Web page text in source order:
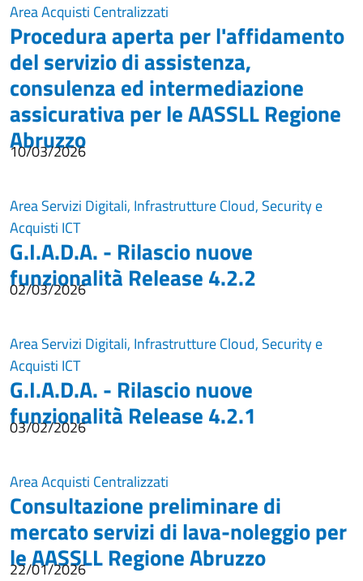
Area Acquisti Centralizzati
Procedura aperta per l'affidamento
del servizio di assistenza,
consulenza ed intermediazione
assicurativa per le AASSLL Regione
Abruzzo
10/03/2026
Area Servizi Digitali, Infrastrutture Cloud, Security e
Acquisti ICT
G.I.A.D.A. - Rilascio nuove
funzionalità Release 4.2.2
02/03/2026
Area Servizi Digitali, Infrastrutture Cloud, Security e
Acquisti ICT
G.I.A.D.A. - Rilascio nuove
funzionalità Release 4.2.1
03/02/2026
Area Acquisti Centralizzati
Consultazione preliminare di
mercato servizi di lava-noleggio per
le AASSLL Regione Abruzzo
22/01/2026